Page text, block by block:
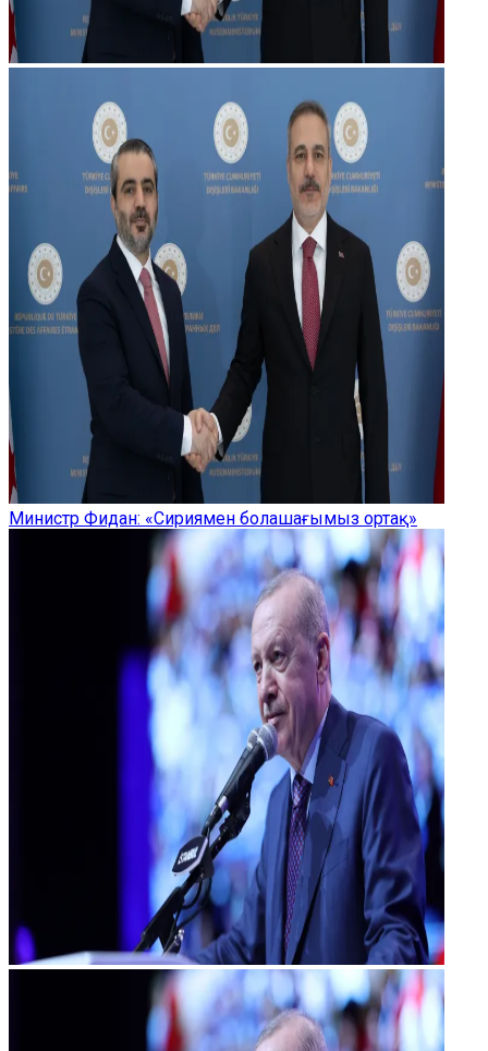
Министр Фидан: «Сириямен болашағымыз ортақ»